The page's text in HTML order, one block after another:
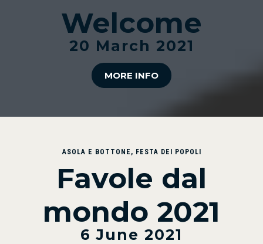
Welcome
20 March 2021
MORE INFO
ASOLA E BOTTONE , FESTA DEI POPOLI
Favole dal
mondo 2021
6 June 2021